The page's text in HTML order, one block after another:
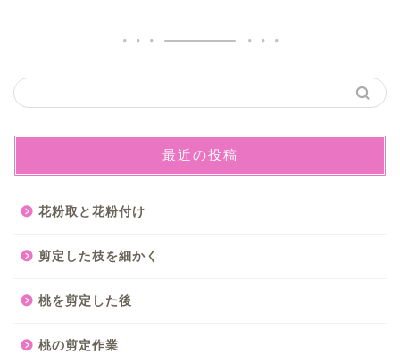
最近の投稿
花粉取と花粉付け
剪定した枝を細かく
桃を剪定した後
桃の剪定作業